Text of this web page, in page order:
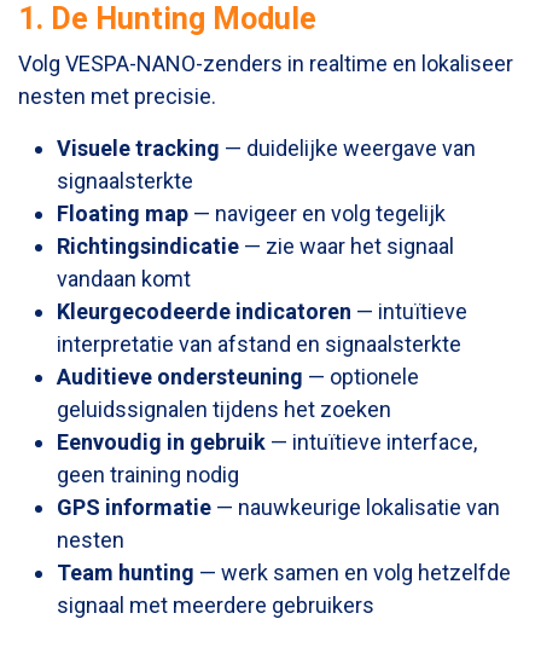
1. De Hunting Module
Volg VESPA-NANO-zenders in realtime en lokaliseer
nesten met precisie.
Visuele tracking — duidelijke weergave van
signaalsterkte
Floating map — navigeer en volg tegelijk
Richtingsindicatie — zie waar het signaal
vandaan komt
Kleurgecodeerde indicatoren — intuïtieve
interpretatie van afstand en signaalsterkte
Auditieve ondersteuning — optionele
geluidssignalen tijdens het zoeken
Eenvoudig in gebruik — intuïtieve interface,
geen training nodig
GPS informatie — nauwkeurige lokalisatie van
nesten
Team hunting — werk samen en volg hetzelfde
signaal met meerdere gebruikers